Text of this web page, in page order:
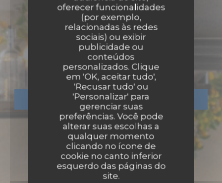
oferecer funcionalidades
(por exemplo,
relacionadas às redes
sociais) ou exibir
publicidade ou
conteúdos
personalizados. Clique
em 'OK, aceitar tudo',
'Recusar tudo' ou
'Personalizar' para
gerenciar suas
preferências. Você pode
alterar suas escolhas a
qualquer momento
clicando no ícone de
cookie no canto inferior
esquerdo das páginas do
site.
• PARIS
La Massara
RESERVAR UMA MESA